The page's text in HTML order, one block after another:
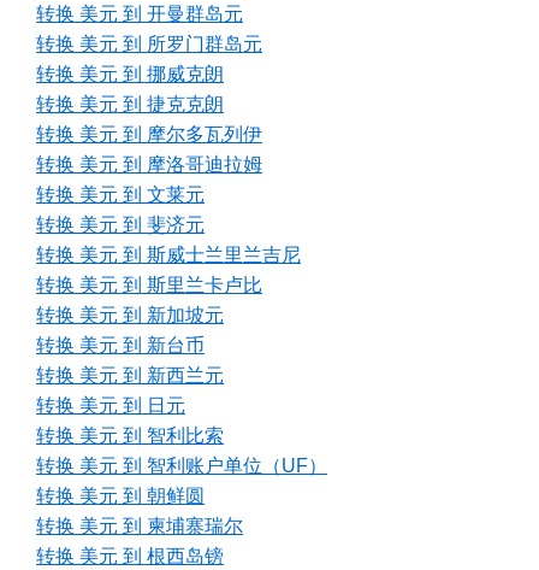
转换 美元 到 开曼群岛元
转换 美元 到 所罗门群岛元
转换 美元 到 挪威克朗
转换 美元 到 捷克克朗
转换 美元 到 摩尔多瓦列伊
转换 美元 到 摩洛哥迪拉姆
转换 美元 到 文莱元
转换 美元 到 斐济元
转换 美元 到 斯威士兰里兰吉尼
转换 美元 到 斯里兰卡卢比
转换 美元 到 新加坡元
转换 美元 到 新台币
转换 美元 到 新西兰元
转换 美元 到 日元
转换 美元 到 智利比索
转换 美元 到 智利账户单位（UF）
转换 美元 到 朝鲜圆
转换 美元 到 柬埔寨瑞尔
转换 美元 到 根西岛镑